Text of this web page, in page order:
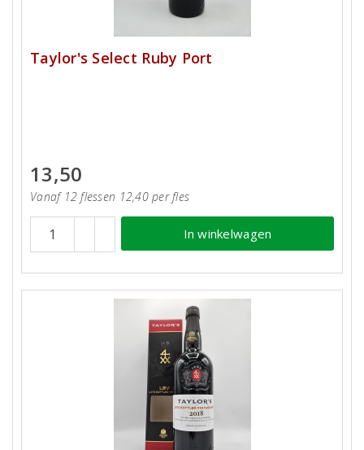
Taylor's Select Ruby Port
13,50
Vanaf 12 flessen 12,40 per fles
In winkelwagen